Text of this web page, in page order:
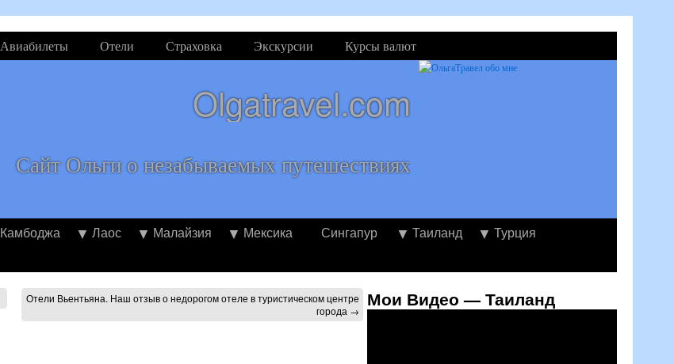
Авиабилеты Отели Страховка Экскурсии Курсы валют
Olgatravel.com
Сайт Ольги о незабываемых путешествиях
Камбоджа Лаос Малайзия Мексика Сингапур Таиланд
Турция
Отели Вьентьяна. Наш отзыв о недорогом отеле в туристическом центре
города →
Мои Видео — Таиланд